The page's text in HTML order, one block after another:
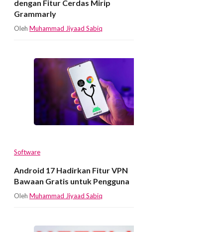
dengan Fitur Cerdas Mirip
Grammarly
Oleh Muhammad Jiyaad Sabiq
Software
Android 17 Hadirkan Fitur VPN
Bawaan Gratis untuk Pengguna
Oleh Muhammad Jiyaad Sabiq